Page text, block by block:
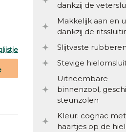
dankzij de
Makkelijk aan en
dankzij de
Slijtvaste
Stevige
Uitneembare
binnenzool,
steunzolen
Kleur: cognac
haartjes op de hiel